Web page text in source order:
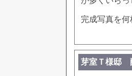
完成写真を何
芽室Ｔ様邸